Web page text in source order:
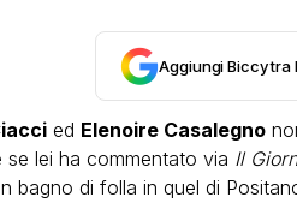
Aggiungi Biccy tra
ed Elenoire Casalegno
lei ha commentato via Il
bagno di folla in quel di